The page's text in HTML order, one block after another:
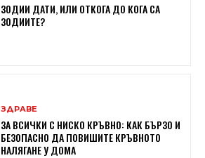
ЗОДИИ ДАТИ, ИЛИ ОТКОГА ДО КОГА СА
ЗОДИИТЕ?
ЗДРАВЕ
ЗА ВСИЧКИ С НИСКО КРЪВНО: КАК БЪРЗО И
БЕЗОПАСНО ДА ПОВИШИТЕ КРЪВНОТО
НАЛЯГАНЕ У ДОМА